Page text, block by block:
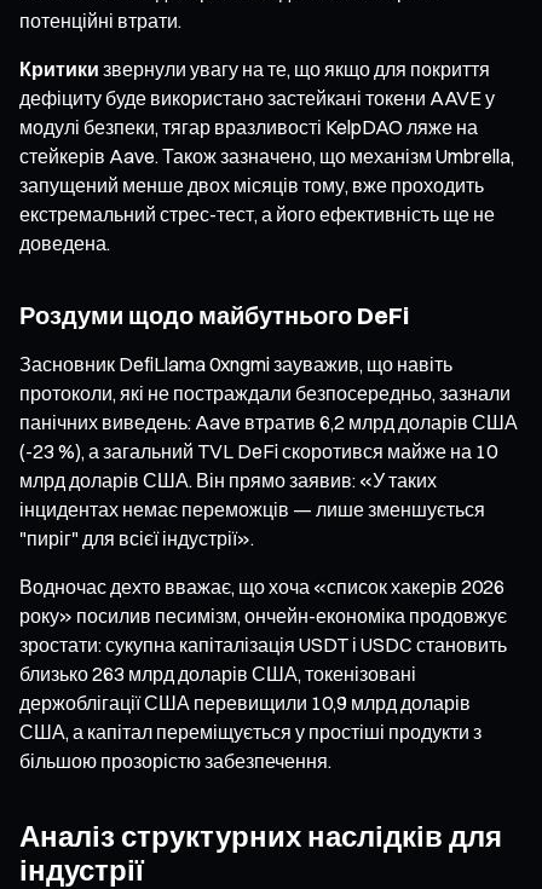
потенційні втрати.
Критики звернули увагу на те, що якщо для покриття
дефіциту буде використано застейкані токени AAVE у
модулі безпеки, тягар вразливості KelpDAO ляже на
стейкерів Aave. Також зазначено, що механізм Umbrella,
запущений менше двох місяців тому, вже проходить
екстремальний стрес-тест, а його ефективність ще не
доведена.
Роздуми щодо майбутнього DeFi
Засновник DefiLlama 0xngmi зауважив, що навіть
протоколи, які не постраждали безпосередньо, зазнали
панічних виведень: Aave втратив 6,2 млрд доларів США
(-23 %), а загальний TVL DeFi скоротився майже на 10
млрд доларів США. Він прямо заявив: «У таких
інцидентах немає переможців — лише зменшується
"пиріг" для всієї індустрії».
Водночас дехто вважає, що хоча «список хакерів 2026
року» посилив песимізм, ончейн-економіка продовжує
зростати: сукупна капіталізація USDT і USDC становить
близько 263 млрд доларів США, токенізовані
держоблігації США перевищили 10,9 млрд доларів
США, а капітал переміщується у простіші продукти з
більшою прозорістю забезпечення.
Аналіз структурних наслідків для
індустрії